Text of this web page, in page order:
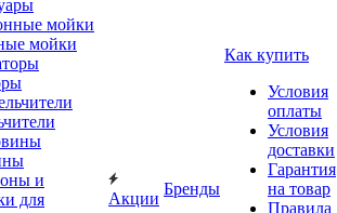
мойки
Акции
Бренды
Как купить
Условия
оплаты
Условия
доставки
Гарантия
на товар
Правила